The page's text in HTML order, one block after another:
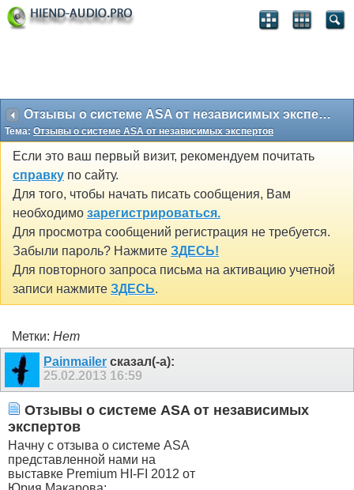
Отзывы о системе ASA от независимых экспертов
Тема: Отзывы о системе ASA от независимых экспертов
Если это ваш первый визит, рекомендуем почитать
справку по сайту.
Для того, чтобы начать писать сообщения, Вам
необходимо зарегистрироваться.
Для просмотра сообщений регистрация не требуется.
Забыли пароль? Нажмите ЗДЕСЬ!
Для повторного запроса письма на активацию учетной
записи нажмите ЗДЕСЬ.
Метки: Нет
Painmailer сказал(-а):
25.02.2013 16:59
Отзывы о системе ASA от независимых
экспертов
Начну с отзыва о системе АSA
представленной нами на
выставке Premium HI-FI 2012 от